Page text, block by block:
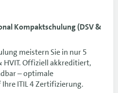
Kompaktschulung (DSV &
meistern Sie in nur 5
HVIT. Offiziell akkreditiert,
– optimale
ITIL 4 Zertifizierung.